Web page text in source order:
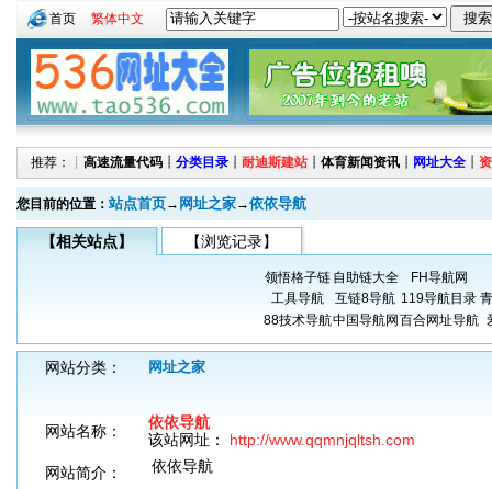
首页 繁体中文
推荐：┊ 高速流量代码 ┊ 分类目录 ┊ 耐迪斯建站 ┊ 体育新闻资讯 ┊ 网址大全 ┊
您目前的位置： 站点首页→ 网址之家→依依导航
【相关站点】 【浏览记录】
领悟格子链 自助链大全 FH导航网
工具导航
互链8导航 119导航目录
88技术导航中国导航网 百合网址导航
网站分类： 网址之家
网站名称：
依依导航
该站网址： http://www.qqmnjqltsh.com
网站简介：
依依导航